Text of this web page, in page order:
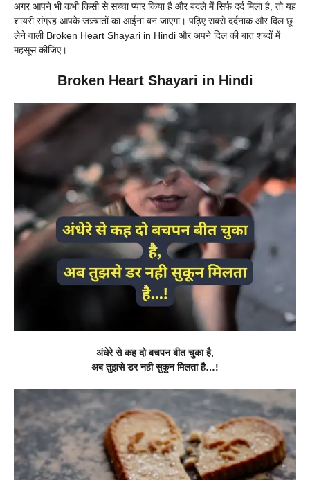
अगर आपने भी कभी किसी से सच्चा प्यार किया है और बदले में सिर्फ दर्द मिला है, तो यह
शायरी संग्रह आपके जज़्बातों का आईना बन जाएगा। पढ़िए सबसे दर्दनाक और दिल छू
लेने वाली Broken Heart Shayari in Hindi और अपने दिल की बात शब्दों में
महसूस कीजिए।
Broken Heart Shayari in Hindi
अंधेरे से कह दो बचपन बीत चुका है,
अब तुझसे डर नही सुकून मिलता है…!